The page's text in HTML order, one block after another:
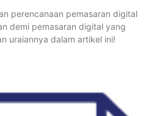
perencanaan pemasaran digital
demi pemasaran digital yang
uraiannya dalam artikel ini!